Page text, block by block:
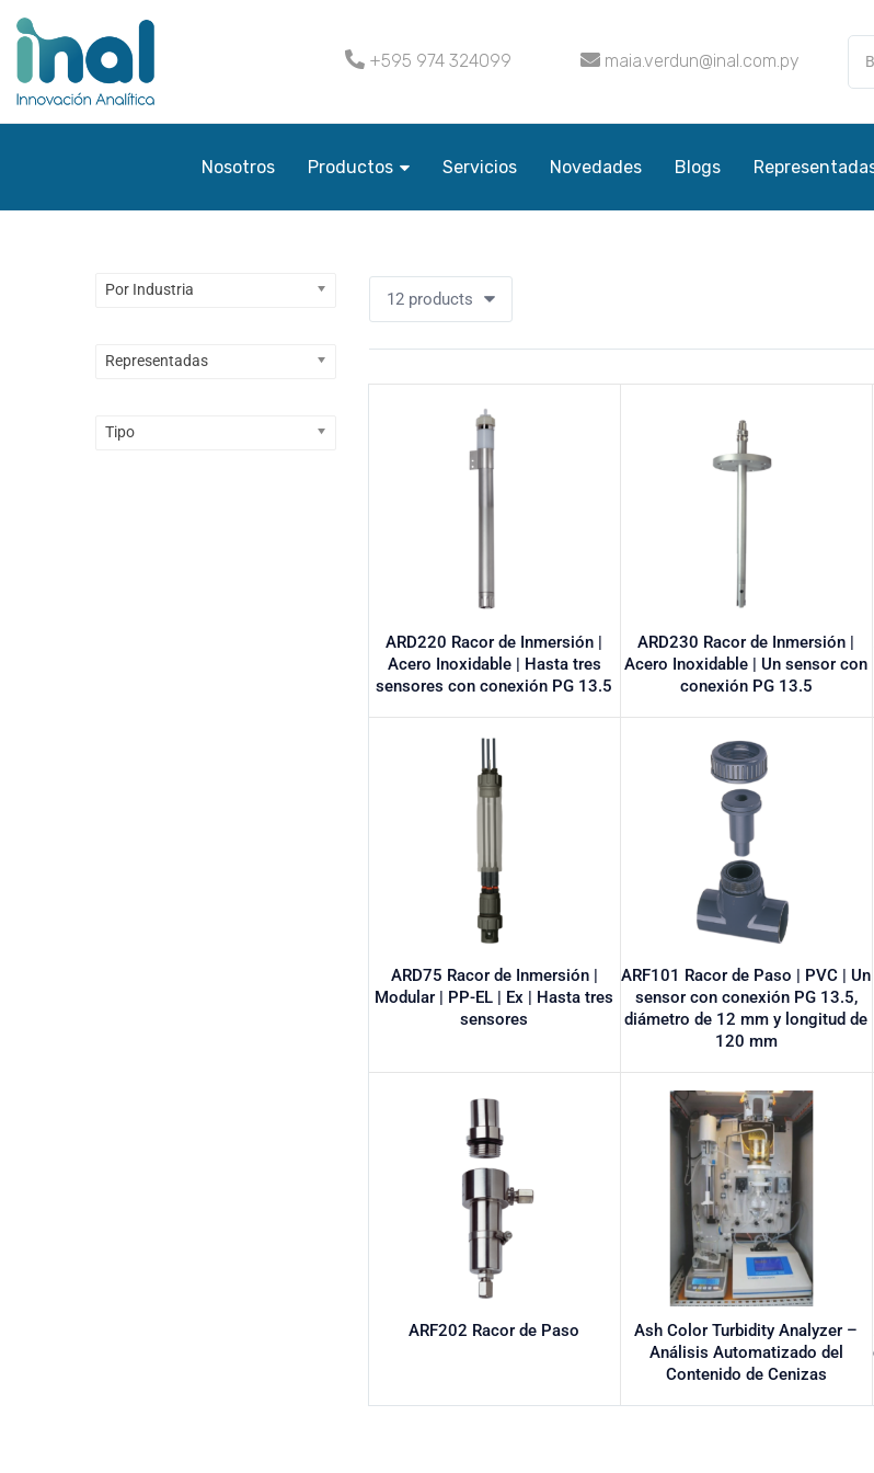
+595 974 324099 maia.verdun@inal.com.py
Nosotros Productos Servicios Novedades Blogs
Por Industria
Representadas
Tipo
12 products
ARD220 Racor de Inmersión |
Acero Inoxidable | Hasta tres
sensores con conexión PG 13.5
ARD230 Racor de Inmersión |
Acero Inoxidable | Un sensor con
conexión PG 13.5
ARD75 Racor de Inmersión |
Modular | PP-EL | Ex | Hasta tres
sensores
ARF101 Racor de Paso | PVC | Un
sensor con conexión PG 13.5,
diámetro de 12 mm y longitud de
120 mm
ARF202 Racor de Paso
Ash Color Turbidity Analyzer –
Análisis Automatizado del
Contenido de Cenizas